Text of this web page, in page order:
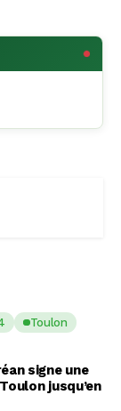
Toulon
signe une
jusqu’en